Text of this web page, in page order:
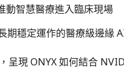
動智慧醫療進入臨床現場
穩定運作的醫療級邊緣
現 ONYX 如何結合